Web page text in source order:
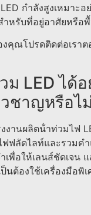
กําลังสูงเหมาะ
หรับที่อยู่อาศัยหรือ
คุณโปรดติดต่อเรา
LED ได้อ
ชาญหรือไ
งานผลิตน้ําท่วมไฟ
ฟลัดไลท์และรวมคํ
พื่อให้เลนส์ชัดเจน
นต้องใช้เครื่องมือพิ